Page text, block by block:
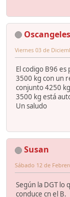
Oscangeles
Viernes 03 de
El codigo B96
3500 kg con un
conjunto 4250
3500 kg está
Un saludo
Susan
Sábado 12 de
Según la DGT lo
conduce cn el B.